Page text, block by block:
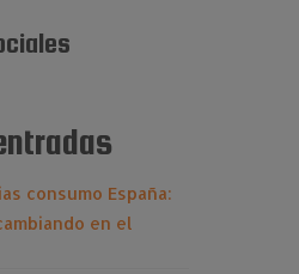
consumo España:
en el